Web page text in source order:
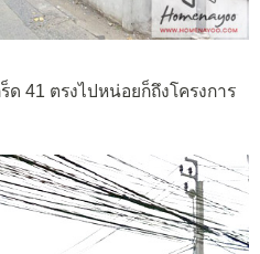
ด 41 ตรงไปหน่อยก็ถึงโครงการ